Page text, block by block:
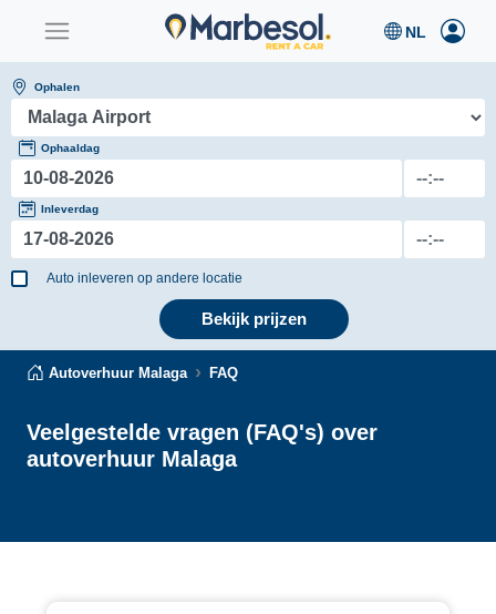
Ophalen
Ophaaldag
Inleverdag
Auto inleveren op andere locatie
Bekijk prijzen
Autoverhuur Malaga FAQ
Veelgestelde vragen (FAQ's) over
autoverhuur Malaga